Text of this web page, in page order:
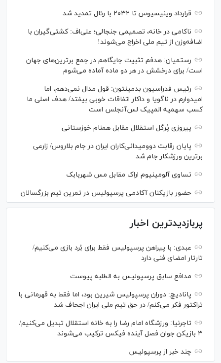
قرارداد وینیسیوس تا ۲۰۳۲ با رئال‌ تمدید شد
ناکامی در خانه، تصمیمی جنجالی؛ علی‌اف: کشتی‌گیران با
اضافه‌وزن از تیم ملی اخراج می‌شوند!
رستمیان: هدفم تثبیت جایگاهم در جمع برترین‌های جهان
است/ برای درخشش در هر دو ماده آماده می‌شوم
رئیس فدراسیون بدمینتون: قول مدال نمی‌دهم، اما
امیدوارم در ناگویا و داکار اتفاقات خوبی بیفتد/ هدف اصلی ما
کسب سهمیه المپیک لس‌آنجلس است
پیروزی پُرگل استقلال مقابل همنام خوزستانی
پایان رقابت دوومیدانی‌کاران ایران در جام بلاروس/ زارعی
برترین ورزشکار جام شد
تساوی آلومینیوم اراک مقابل مس شهربابک
حضور بازیکنان آکادمی پرسپولیس در تمرین تیم بزرگسالان
پربازدیدترین اخبار
عبدی: با پیراهن پرسپولیس فقط برای بُرد بازی می‌کنیم/
تارتار امضای فنی دارد
مدافع سابق پرسپولیس به الطلبه پیوست
پانادیچ: دوران پرسپولیس شیرین بود، اما فقط به قهرمانی با
تراکتور فکر می‌کنم/ در حق تیم ملی ایران اجحاف شد
تاجرنیا: ورزشگاه امام رضا را به خانه استقلال تبدیل می‌کنیم/
۳ بازیکن جوان فصل آینده فیکس ترکیب می‌شوند
چند خبر از پرسپولیس